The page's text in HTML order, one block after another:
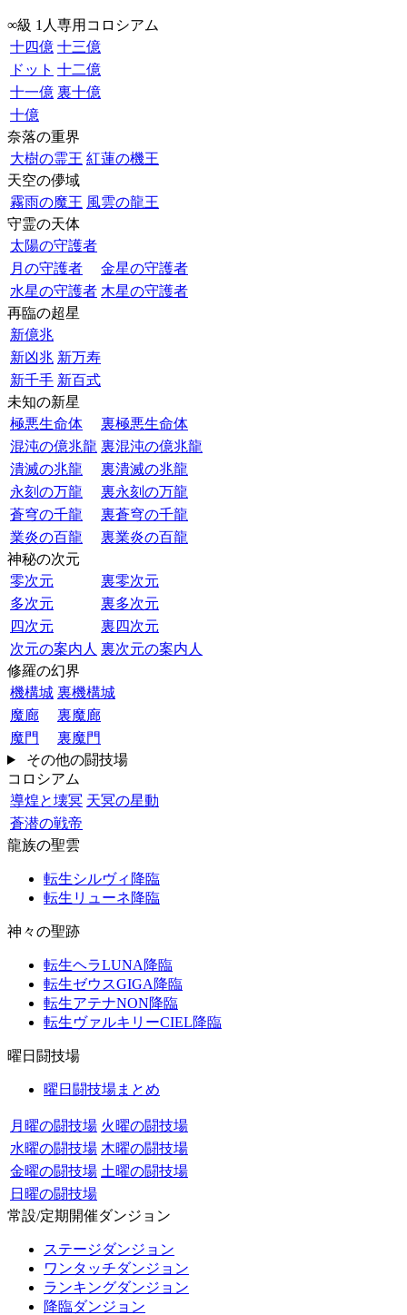
∞級 1人専用コロシアム
十四億 十三億
ドット 十二億
十一億 裏十億
十億
奈落の重界
大樹の霊王 紅蓮の機王
天空の儚域
霧雨の魔王 風雲の龍王
守霊の天体
太陽の守護者
月の守護者
金星の守護者
水星の守護者 木星の守護者
再臨の超星
新億兆
新凶兆 新万寿
新千手 新百式
未知の新星
極悪生命体
裏極悪生命体
混沌の億兆龍 裏混沌の億兆龍
潰滅の兆龍
裏潰滅の兆龍
永刻の万龍
裏永刻の万龍
蒼穹の千龍
裏蒼穹の千龍
業炎の百龍
裏業炎の百龍
神秘の次元
零次元
裏零次元
多次元
裏多次元
四次元
裏四次元
次元の案内人 裏次元の案内人
修羅の幻界
機構城 裏機構城
魔廊
裏魔廊
魔門
裏魔門
その他の闘技場
コロシアム
導煌と壊冥 天冥の星動
蒼潜の戦帝
龍族の聖雲
転生シルヴィ降臨
転生リューネ降臨
神々の聖跡
転生ヘラLUNA降臨
転生ゼウスGIGA降臨
転生アテナNON降臨
転生ヴァルキリーCIEL降臨
曜日闘技場
曜日闘技場まとめ
月曜の闘技場 火曜の闘技場
水曜の闘技場 木曜の闘技場
金曜の闘技場 土曜の闘技場
日曜の闘技場
常設/定期開催ダンジョン
ステージダンジョン
ワンタッチダンジョン
ランキングダンジョン
降臨ダンジョン